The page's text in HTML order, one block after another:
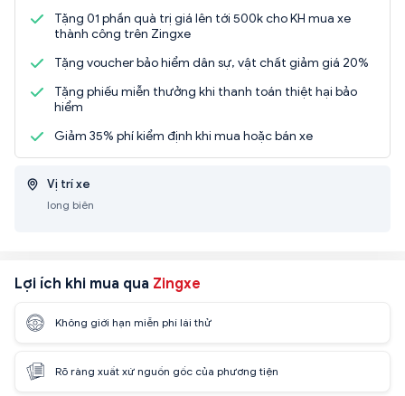
Tặng 01 phần quà trị giá lên tới 500k cho KH mua xe
thành công trên Zingxe
Tặng voucher bảo hiểm dân sự, vật chất giảm giá 20%
Tặng phiếu miễn thưởng khi thanh toán thiệt hại bảo
hiểm
Giảm 35% phí kiểm định khi mua hoặc bán xe
Vị trí xe
long biên
Lợi ích khi mua qua Zingxe
Không giới hạn miễn phí lái thử
Rõ ràng xuất xứ nguồn gốc của phương tiện